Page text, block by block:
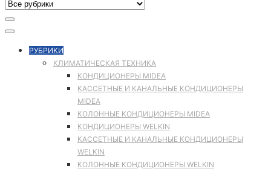
РУБРИКИ
КЛИМАТИЧЕСКАЯ ТЕХНИКА
КОНДИЦИОНЕРЫ MIDEA
КАССЕТНЫЕ И КАНАЛЬНЫЕ КОНДИЦИОНЕРЫ
MIDEA
КОЛОННЫЕ КОНДИЦИОНЕРЫ MIDEA
КОНДИЦИОНЕРЫ WELKIN
КАССЕТНЫЕ И КАНАЛЬНЫЕ КОНДИЦИОНЕРЫ
WELKIN
КОЛОННЫЕ КОНДИЦИОНЕРЫ WELKIN